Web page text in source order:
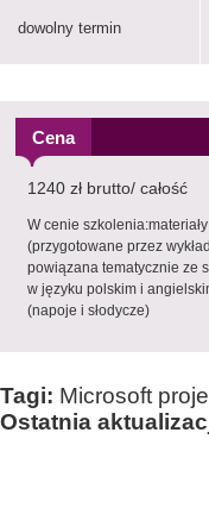
dowolny termin
Cena
1240 zł brutto/ całość
W cenie
(przygotowane przez
powiązana tematycznie ze
w języku polskim i
(napoje i słodycze)
Tagi: Microsoft
Ostatnia